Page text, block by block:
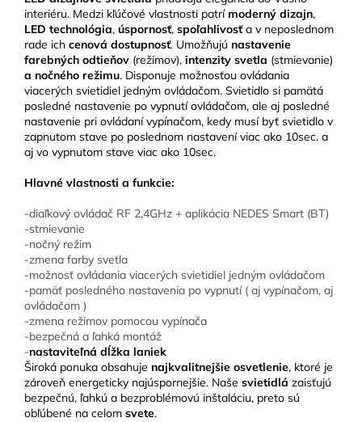
interiéru. Medzi kľúčové vlastnosti patrímoderný dizajn,
LED technológia, úspornosť, spoľahlivosť a v neposlednom
rade ich cenová dostupnosť. Umožňujú nastavenie
farebných odtieňov (režimov), intenzity svetla (stmievanie)
a nočného režimu. Disponuje možnosťou ovládania
viacerých svietidiel jedným ovládačom. Svietidlo si pamätá
posledné nastavenie po vypnutí ovládačom, ale aj posledné
nastavenie pri ovládaní vypínačom, kedy musí byť svietidlo v
zapnutom stave po poslednom nastavení viac ako 10sec. a
aj vo vypnutom stave viac ako 10sec.
Hlavné vlastnosti a funkcie:
-diaľkový ovládač RF 2,4GHz + aplikácia NEDES Smart (BT)
-stmievanie
-nočný režim
-zmena farby svetla
-možnosť ovládania viacerých svietidiel jedným ovládačom
-pamäť posledného nastavenia po vypnutí ( aj vypínačom, aj
ovládačom )
-zmena režimov pomocou vypínača
-bezpečná a ľahká montáž
-nastaviteľná dĺžka laniek
Široká ponuka obsahuje najkvalitnejšie osvetlenie, ktoré je
zároveň energeticky najúspornejšie. Naše svietidlá zaisťujú
bezpečnú, ľahkú a bezproblémovú inštaláciu, preto sú
obľúbené na celom svete.